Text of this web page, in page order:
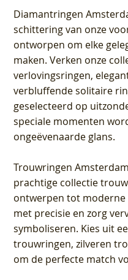
Diamantringen
schittering van onze
ontworpen om elke
maken. Verken onze
verlovingsringen,
verbluffende solitaire
geselecteerd op
speciale momenten
ongeëvenaarde glans.
Trouwringen
prachtige collectie
ontwerpen tot
met precisie en zorg
symboliseren. Kies uit
trouwringen, zilveren
om de perfecte match